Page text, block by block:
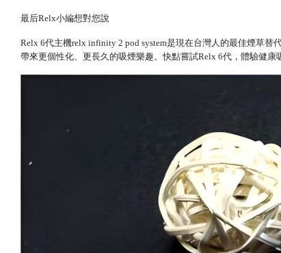
最后Relx小編想對您說
Relx 6代主機relx infinity 2 pod system是現在台灣人的最佳煙草
帶來更個性化、更長久的吸煙樂趣。快點嘗試Relx 6代，體驗健